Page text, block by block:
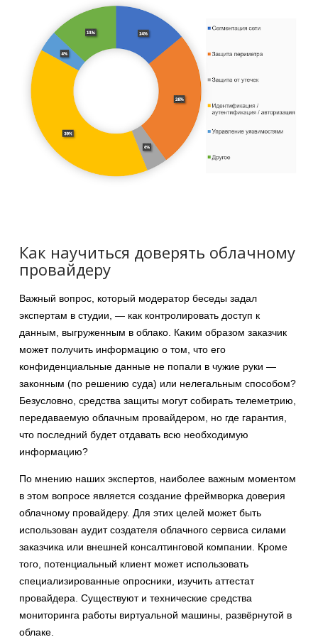
Как научиться доверять облачному
провайдеру
Важный вопрос, который модератор беседы задал
экспертам в студии, — как контролировать доступ к
данным, выгруженным в облако. Каким образом заказчик
может получить информацию о том, что его
конфиденциальные данные не попали в чужие руки —
законным (по решению суда) или нелегальным способом?
Безусловно, средства защиты могут собирать телеметрию,
передаваемую облачным провайдером, но где гарантия,
что последний будет отдавать всю необходимую
информацию?
По мнению наших экспертов, наиболее важным моментом
в этом вопросе является создание фреймворка доверия
облачному провайдеру. Для этих целей может быть
использован аудит создателя облачного сервиса силами
заказчика или внешней консалтинговой компании. Кроме
того, потенциальный клиент может использовать
специализированные опросники, изучить аттестат
провайдера. Существуют и технические средства
мониторинга работы виртуальной машины, развёрнутой в
облаке.